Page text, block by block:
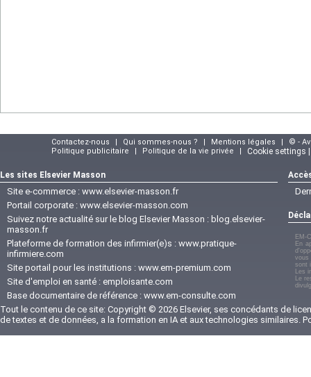
Contactez-nous | Qui sommes-nous ? | Mentions légales |
© -
Politique publicitaire
| Politique de la vie privée | Cookie settings
Les sites Elsevier Masson
Site e-commerce : www.elsevier-masson.fr
Portail corporate : www.elsevier-masson.com
Suivez notre actualité sur le blog Elsevier Masson : blog.elsevier-
masson.fr
Plateforme de formation des infirmier(e)s : www.pratique-
infirmiere.com
Site portail pour les institutions : www.em-premium.com
Site d'emploi en santé : emploisante.com
Base documentaire de référence : www.em-consulte.com
EM-
En
vous
sont
Les
Le
Tout le contenu de ce site: Copyright © 2026 Elsevier, ses concédants de
de textes et de données, a la formation en IA et aux technologies similaires.